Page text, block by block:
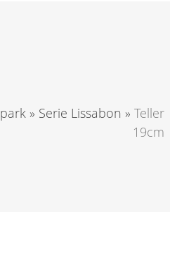
» Serie Lissabon »Teller
19cm